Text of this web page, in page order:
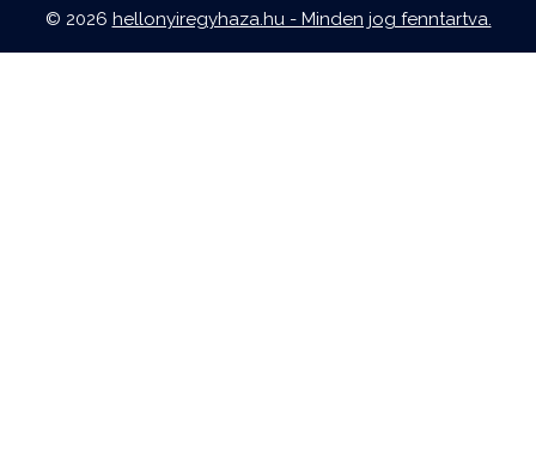
© 2026 hellonyiregyhaza.hu - Minden jog fenntartva.